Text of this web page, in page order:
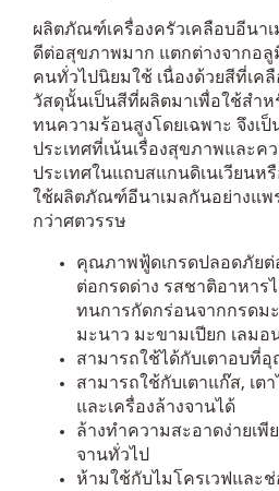
ผลิตภัณฑ์เครื่องครัวเคลือบอีนา
ดีต่อสุขภาพมาก แตกต่างจากอ
คนทั่วไปนิยมใช้ เนื่องด้วยสีที่เค
วัสดุนั้นเป็นสีที่ผลิตมาเพื่อใช้สำ
ทนความร้อนสูงโดยเฉพาะ จึงเ
ประเทศที่เน้นเรื่องสุขภาพและค
ประเทศในแถบสแกนดิเนเวียนห
ใช้ผลิตภัณฑ์อีนาเมลกันอย่างแพ
กว่าศตวรรษ
คุณภาพฟู้ดเกรดปลอดภัยต่
ต่อกรดด่าง รสชาติอาหาร
ทนการกัดกร่อนจากกรดม
มะนาว มะขามเปียก เลม
สามารถใช้ได้กับเตาอบที่
สามารถใช้กับเตาแก๊ส, เต
และเครื่องล้างจานได้
ล้างทำความสะอาดง่ายเพี
จานทั่วไป
ห้ามใช้กับไมโครเวฟและ